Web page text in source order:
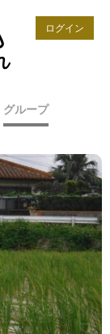
ログイン
グループ